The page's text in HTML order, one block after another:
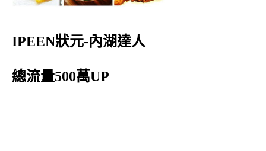
IPEEN狀元-內湖達人
總流量500萬UP